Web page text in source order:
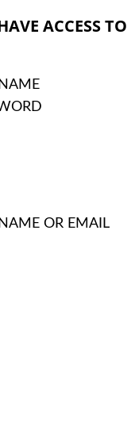
ACCESS TO
OR EMAIL